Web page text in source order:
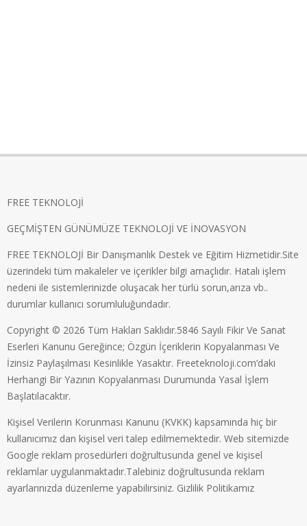
FREE TEKNOLOJİ
GEÇMİŞTEN GÜNÜMÜZE TEKNOLOJİ VE İNOVASYON
FREE TEKNOLOJİ Bir Danışmanlık Destek ve Eğitim Hizmetidir.Site
üzerindeki tüm makaleler ve içerikler bilgi amaçlıdır. Hatalı işlem
nedeni ile sistemlerinizde oluşacak her türlü sorun,arıza vb..
durumlar kullanıcı sorumluluğundadır.
Copyright © 2026 Tüm Hakları Saklıdır.5846 Sayılı Fikir Ve Sanat
Eserleri Kanunu Gereğince; Özgün İçeriklerin Kopyalanması Ve
İzinsiz Paylaşılması Kesinlikle Yasaktır. Freeteknoloji.com’daki
Herhangi Bir Yazının Kopyalanması Durumunda Yasal İşlem
Başlatılacaktır.
Kişisel Verilerin Korunması Kanunu (KVKK) kapsamında hiç bir
kullanıcımız dan kişisel veri talep edilmemektedir. Web sitemizde
Google reklam prosedürleri doğrultusunda genel ve kişisel
reklamlar uygulanmaktadır.Talebiniz doğrultusunda reklam
ayarlarınızda düzenleme yapabilirsiniz. Gizlilik Politikamız